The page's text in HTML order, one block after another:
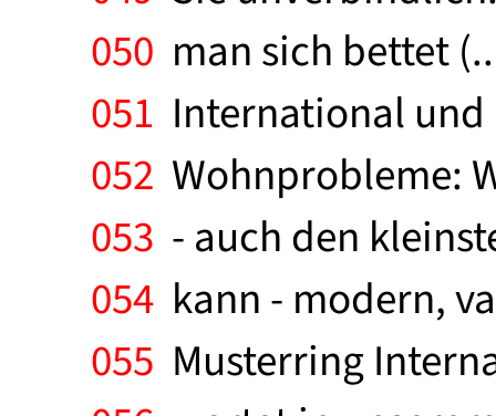
050 man sich bettet
051 International und
052 Wohnprobleme:
053 - auch den
054 kann - modern,
055 Musterring